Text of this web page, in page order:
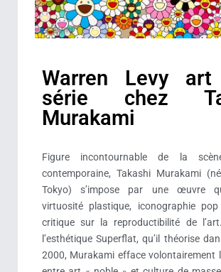
Warren Levy
série chez
Murakami
Figure incontournable de la
contemporaine, Takashi Murakami
Tokyo) s’impose par une œuvre
virtuosité plastique, iconographie
critique sur la reproductibilité de
l’esthétique Superflat, qu’il théorise
2000, Murakami efface volontairement